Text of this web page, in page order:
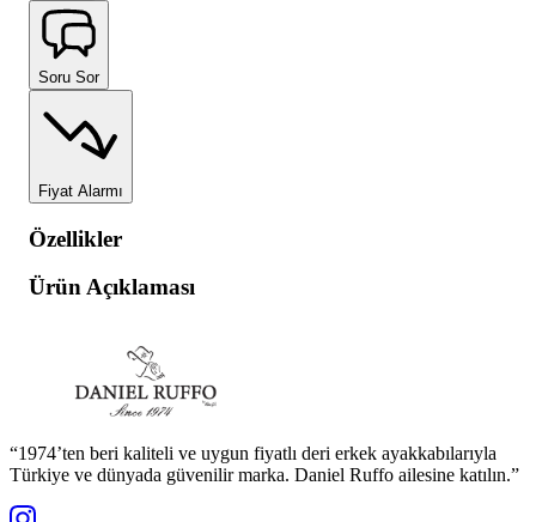
Soru Sor
Fiyat Alarmı
Özellikler
Ürün Açıklaması
“1974’ten beri kaliteli ve uygun fiyatlı deri erkek ayakkabılarıyla
Türkiye ve dünyada güvenilir marka. Daniel Ruffo ailesine katılın.”